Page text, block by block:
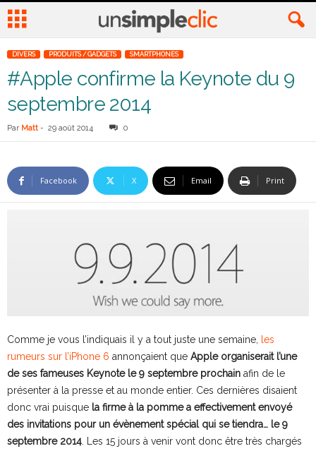
DIVERS PRODUITS / GADGETS SMARTPHONES
#Apple confirme la Keynote du 9
septembre 2014
Par Matt - 29 août 2014 0
Facebook X Email Print
Comme je vous l’indiquais il y a tout juste une semaine,
les
rumeurs sur l’iPhone 6 annonçaient que Apple organiserait l’une
de ses fameuses Keynote le 9 septembre prochain afin de le
présenter à la presse et au monde entier. Ces dernières disaient
donc vrai puisque la firme à la pomme a effectivement envoyé
des invitations pour un évènement spécial qui se tiendra… le 9
septembre 2014 . Les 15 jours à venir vont donc être très chargés